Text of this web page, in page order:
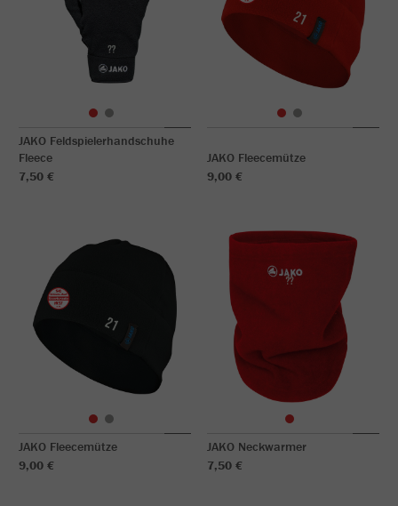
JAKO Feldspielerhandschuhe
Fleece
7,50 €
JAKO Fleecemütze
9,00 €
JAKO Fleecemütze
9,00 €
JAKO Neckwarmer
7,50 €